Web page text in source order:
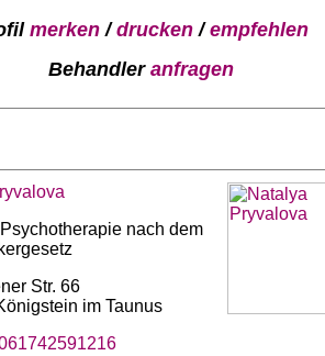
merken/drucken/empfehlen
Behandler anfragen
nach dem
Str. 66
im Taunus